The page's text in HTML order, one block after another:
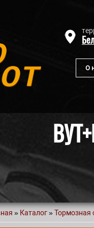
О
» Каталог»Тормозная